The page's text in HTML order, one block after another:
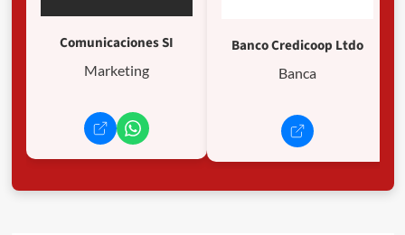
Comunicaciones SI
Marketing
Banco Credicoop Ltdo
Banca